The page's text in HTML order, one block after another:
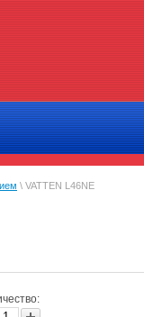
\ VATTEN L46NE